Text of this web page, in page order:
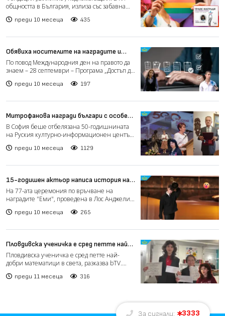
общността в България, излиза със забавна
преди 10 месеца 435
Обявиха носителите на наградите и
антинаградите за достъп до
информация за 2025 г.
По повод Международния ден на правото да
знаем – 28 септември – Програма „Достъп до
преди 10 месеца 197
Митрофанова награди българи с особени
заслуги за „укрепване на дружбата“ с
Русия
В София беше отбелязана 50-годишнината
на Руския културно-информационен център
преди 10 месеца 1129
15-годишен актьор написа история на
наградите "Еми" (видео)
На 77-ата церемония по връчване на
наградите "Еми", проведена в Лос Анджелис,
преди 10 месеца 265
Пловдивска ученичка е сред петте най-
добри математици в света (видео)
Пловдивска ученичка е сред петте най-
добри математици в света, разказва bTV.
преди 11 месеца 316
За сигнали: 3333